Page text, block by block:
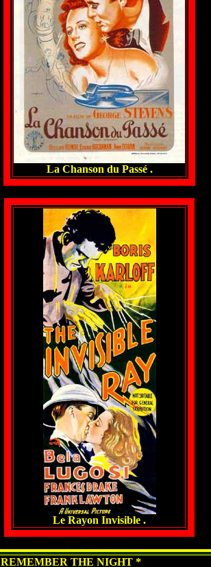
La Chanson du Passé .
Le Rayon Invisible .
REMEMBER THE NIGHT *